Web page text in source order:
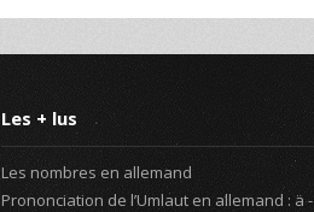
Les + lus
Les nombres en allemand
Prononciation de l’Umlaut en allemand : ä -